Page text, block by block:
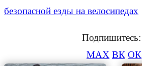
безопасной езды на велосипедах
Подпишитесь:
MAX ВК ОК